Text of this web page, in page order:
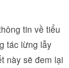
tin về tiểu
tác lừng lẫy
này sẽ đem lại